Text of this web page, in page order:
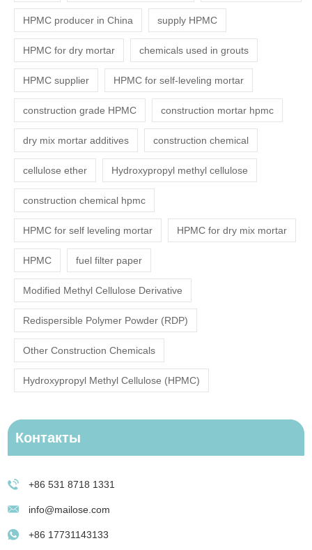
HPMC producer in China supply HPMC
HPMC for dry mortar chemicals used in grouts
HPMC supplier HPMC for self-leveling mortar
construction grade HPMC construction mortar hpmc
dry mix mortar additives construction chemical
cellulose ether Hydroxypropyl methyl cellulose
construction chemical hpmc
HPMC for self leveling mortar HPMC for dry mix mortar
HPMC fuel filter paper
Modified Methyl Cellulose Derivative
Redispersible Polymer Powder (RDP)
Other Construction Chemicals
Hydroxypropyl Methyl Cellulose (HPMC)
Контакты
+86 531 8718 1331
info@mailose.com
+86 17731143133